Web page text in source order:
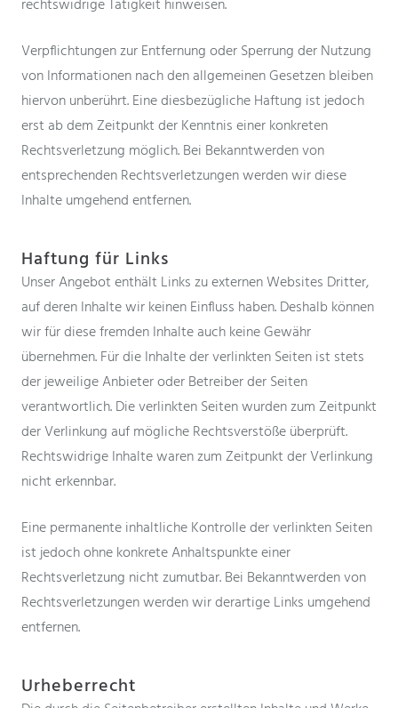
rechtswidrige Tätigkeit hinweisen.
Verpflichtungen zur Entfernung oder Sperrung der Nutzung
von Informationen nach den allgemeinen Gesetzen bleiben
hiervon unberührt. Eine diesbezügliche Haftung ist jedoch
erst ab dem Zeitpunkt der Kenntnis einer konkreten
Rechtsverletzung möglich. Bei Bekanntwerden von
entsprechenden Rechtsverletzungen werden wir diese
Inhalte umgehend entfernen.
Haftung für Links
Unser Angebot enthält Links zu externen Websites Dritter,
auf deren Inhalte wir keinen Einfluss haben. Deshalb können
wir für diese fremden Inhalte auch keine Gewähr
übernehmen. Für die Inhalte der verlinkten Seiten ist stets
der jeweilige Anbieter oder Betreiber der Seiten
verantwortlich. Die verlinkten Seiten wurden zum Zeitpunkt
der Verlinkung auf mögliche Rechtsverstöße überprüft.
Rechtswidrige Inhalte waren zum Zeitpunkt der Verlinkung
nicht erkennbar.
Eine permanente inhaltliche Kontrolle der verlinkten Seiten
ist jedoch ohne konkrete Anhaltspunkte einer
Rechtsverletzung nicht zumutbar. Bei Bekanntwerden von
Rechtsverletzungen werden wir derartige Links umgehend
entfernen.
Urheberrecht